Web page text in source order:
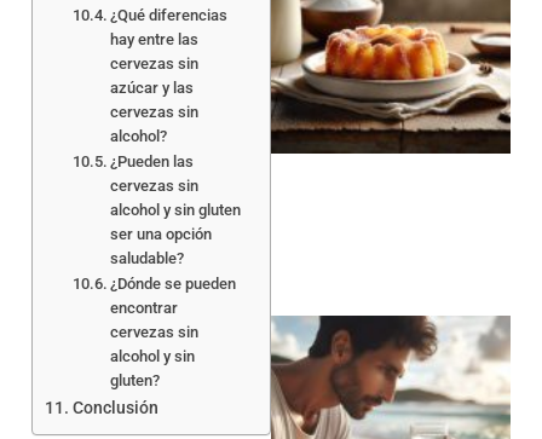
¿Qué diferencias
hay entre las
cervezas sin
azúcar y las
cervezas sin
alcohol?
¿Pueden las
cervezas sin
alcohol y sin gluten
ser una opción
saludable?
¿Dónde se pueden
encontrar
cervezas sin
alcohol y sin
gluten?
Conclusión